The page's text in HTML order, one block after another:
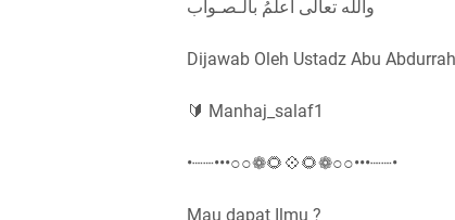
والله تعالى أعلمُ بالـصـواب
🔰 Manhaj_salaf1
•┈┈•••○○❁🌻💠🌻❁○○•••┈┈•
Mau dapat Ilmu ?